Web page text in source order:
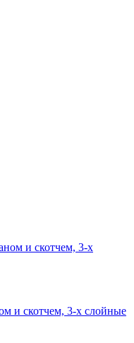
и скотчем, 3-х слойные